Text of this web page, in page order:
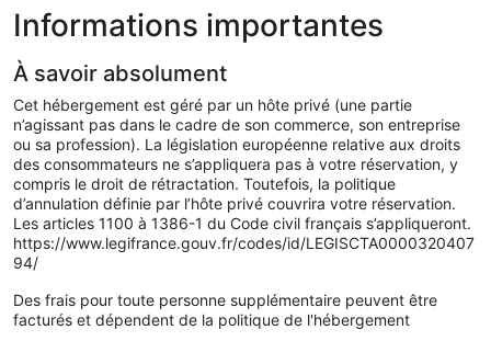
Informations importantes
À savoir absolument
Cet hébergement est géré par un hôte privé (une partie
n’agissant pas dans le cadre de son commerce, son entreprise
ou sa profession). La législation européenne relative aux droits
des consommateurs ne s’appliquera pas à votre réservation, y
compris le droit de rétractation. Toutefois, la politique
d’annulation définie par l’hôte privé couvrira votre réservation.
Les articles 1100 à 1386-1 du Code civil français s’appliqueront.
https://www.legifrance.gouv.fr/codes/id/LEGISCTA0000320407
94/
Des frais pour toute personne supplémentaire peuvent être
facturés et dépendent de la politique de l'hébergement